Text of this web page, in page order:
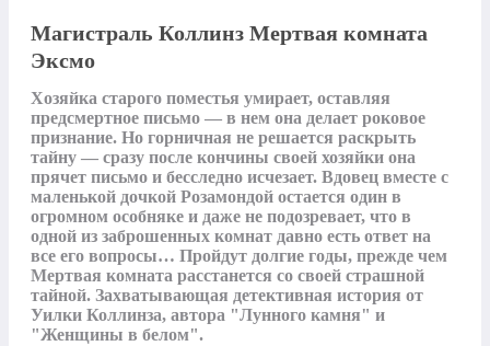
Магистраль Коллинз Мертвая комната
Эксмо
Хозяйка старого поместья умирает, оставляя
предсмертное письмо — в нем она делает роковое
признание. Но горничная не решается раскрыть
тайну — сразу после кончины своей хозяйки она
прячет письмо и бесследно исчезает. Вдовец вместе с
маленькой дочкой Розамондой остается один в
огромном особняке и даже не подозревает, что в
одной из заброшенных комнат давно есть ответ на
все его вопросы… Пройдут долгие годы, прежде чем
Мертвая комната расстанется со своей страшной
тайной. Захватывающая детективная история от
Уилки Коллинза, автора "Лунного камня" и
"Женщины в белом".